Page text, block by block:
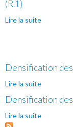
(R.1)
Lire la suite
Densification
Lire la suite
Densification
Lire la suite